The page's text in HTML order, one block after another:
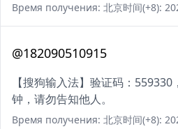
Время получения: 北京时间(+8):
@182090510915
【搜狗输入法】验证码：
钟，请勿告知他人。
Время получения: 北京时间(+8):